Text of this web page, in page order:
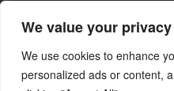
We value your privacy
We use cookies to enhance
personalized ads or content,
Rumores
Uncategorized